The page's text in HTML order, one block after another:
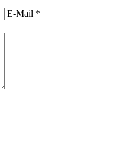
E-Mail *